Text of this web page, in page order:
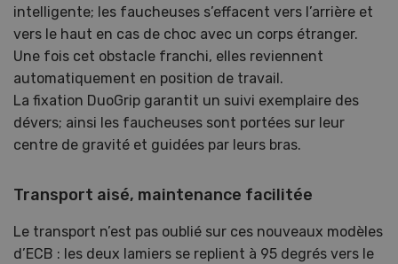
intelligente; les faucheuses s’effacent vers l’arrière et
vers le haut en cas de choc avec un corps étranger.
Une fois cet obstacle franchi, elles reviennent
automatiquement en position de travail.
La fixation DuoGrip garantit un suivi exemplaire des
dévers; ainsi les faucheuses sont portées sur leur
centre de gravité et guidées par leurs bras.
Transport aisé, maintenance facilitée
Le transport n’est pas oublié sur ces nouveaux modèles
d’ECB : les deux lamiers se replient à 95 degrés vers le